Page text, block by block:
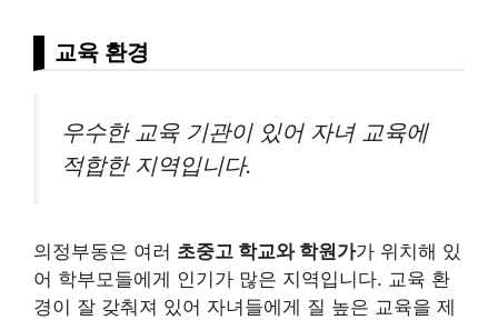
교육 환경
우수한 교육 기관이 있어 자녀 교육에
적합한 지역입니다.
의정부동은 여러 초중고 학교와 학원가가 위치해 있
어 학부모들에게 인기가 많은 지역입니다. 교육 환
경이 잘 갖춰져 있어 자녀들에게 질 높은 교육을 제